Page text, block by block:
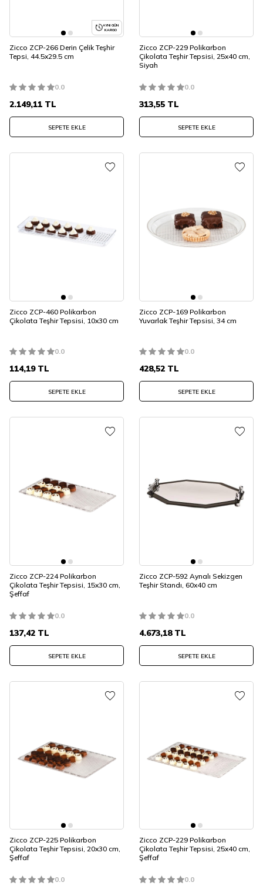
AYNI GÜN
KARGO
Zicco ZCP-266 Derin Çelik Teşhir
Tepsi, 44.5x29.5 cm
0.0
2.149,11 TL
SEPETE EKLE
Zicco ZCP-229 Polikarbon
Çikolata Teşhir Tepsisi, 25x40 cm,
Siyah
0.0
313,55 TL
SEPETE EKLE
Zicco ZCP-460 Polikarbon
Çikolata Teşhir Tepsisi, 10x30 cm
0.0
114,19TL
SEPETE EKLE
Zicco ZCP-169 Polikarbon
Yuvarlak Teşhir Tepsisi, 34 cm
0.0
428,52 TL
SEPETE EKLE
Zicco ZCP-224 Polikarbon
Çikolata Teşhir Tepsisi, 15x30 cm,
Şeffaf
0.0
137,42 TL
SEPETE EKLE
Zicco ZCP-592 Aynalı Sekizgen
Teşhir Standı, 60x40 cm
0.0
4.673,18TL
SEPETE EKLE
Zicco ZCP-225 Polikarbon
Çikolata Teşhir Tepsisi, 20x30 cm,
Şeffaf
0.0
Zicco ZCP-229 Polikarbon
Çikolata Teşhir Tepsisi, 25x40 cm,
Şeffaf
0.0